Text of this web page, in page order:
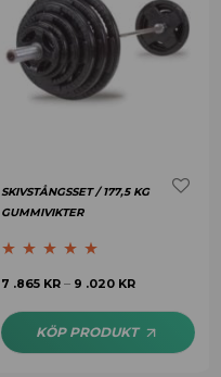
SKIVSTÅNGSSET / 177,5 KG
GUMMIVIKTER
Betygsatt
5.00
7 .865 KR – 9 .020 KR
KÖP PRODUKT